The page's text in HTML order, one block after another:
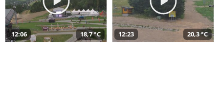
12:06 18,7 °C 12:23 20,3 °C